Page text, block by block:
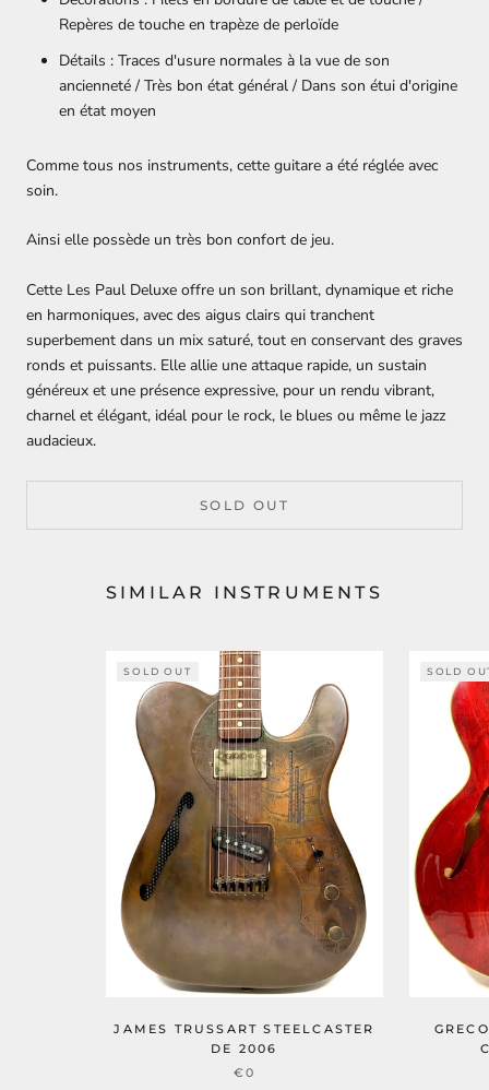
Repères de touche en trapèze de perloïde
Détails : Traces d'usure normales à la vue de son
ancienneté / Très bon état général / Dans son étui d'origine
en état moyen
Comme tous nos instruments, cette guitare a été réglée avec
soin.
Ainsi elle possède un très bon confort de jeu.
Cette Les Paul Deluxe offre un son brillant, dynamique et riche
en harmoniques, avec des aigus clairs qui tranchent
superbement dans un mix saturé, tout en conservant des graves
ronds et puissants. Elle allie une attaque rapide, un sustain
généreux et une présence expressive, pour un rendu vibrant,
charnel et élégant, idéal pour le rock, le blues ou même le jazz
audacieux.
SOLD OUT
SIMILAR INSTRUMENTS
SOLD OUT
JAMES TRUSSART STEELCASTER
DE 2006
€0
SOLD